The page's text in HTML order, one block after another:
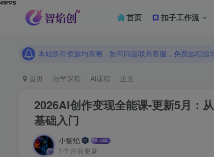
首页 扣子工作流
首页
自学课程 Ai课程 正文
2026AI创作变现全能课-更新5月：
基础入门
小智焰
1个月前更新